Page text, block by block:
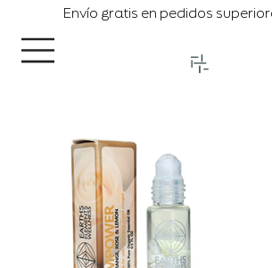
Envío gratis en pedidos